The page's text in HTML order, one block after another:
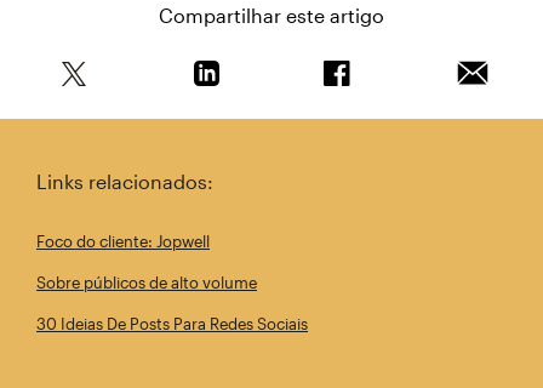
Compartilhar este artigo
Links relacionados:
Foco do cliente: Jopwell
Sobre públicos de alto volume
30 Ideias De Posts Para Redes Sociais